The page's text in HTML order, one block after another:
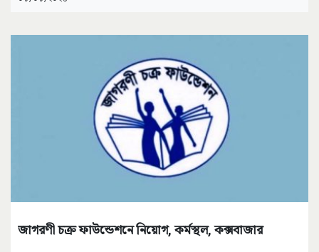
জাগরণী চক্র ফাউন্ডেশনে নিয়োগ, কর্মস্থল, কক্সবাজার